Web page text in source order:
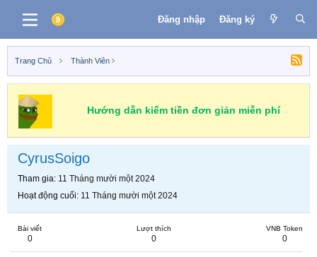
Đăng nhập Đăng ký
Trang Chủ Thành Viên
Hướng dẫn kiếm tiền đơn giản miễn phí
CyrusSoigo
Tham gia 11 Tháng mười một 2024
Hoạt động cuối 11 Tháng mười một 2024
Bài viết
0
Lượt thích
0
VNB Token
0